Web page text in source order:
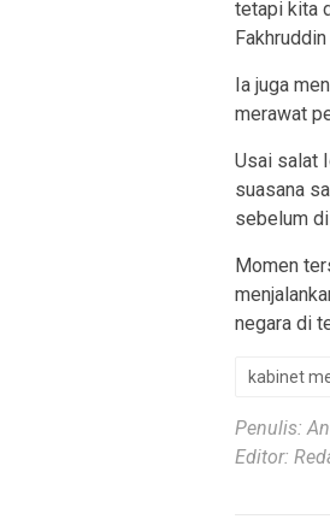
tetapi kita
Ia juga
merawat
Usai salat
suasana
sebelum
Momen
negara di
kabinet
Penulis:
Editor: